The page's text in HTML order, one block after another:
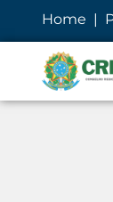
conteúdo
Home |